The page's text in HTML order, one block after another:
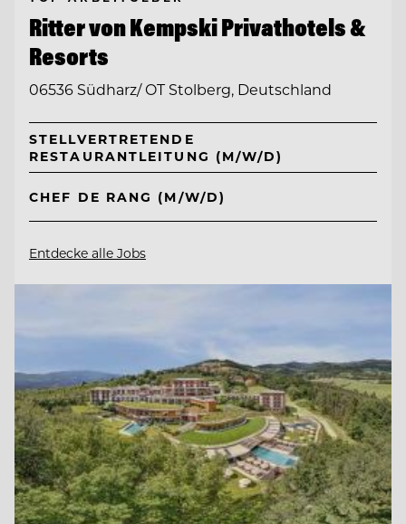
Ritter von Kempski Privathotels &
Resorts
06536 Südharz/ OT Stolberg, Deutschland
STELLVERTRETENDE
RESTAURANTLEITUNG (M/W/D)
CHEF DE RANG (M/W/D)
Entdecke alle Jobs